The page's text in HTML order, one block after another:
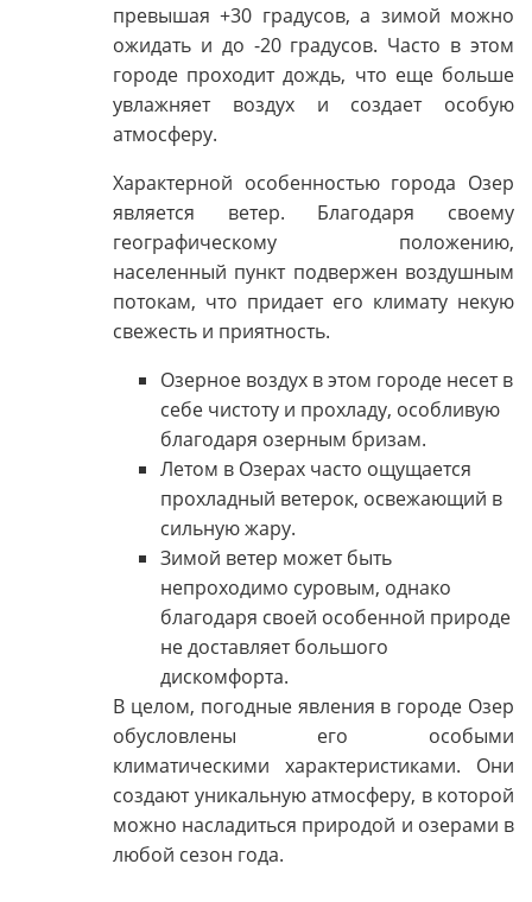
превышая +30 градусов, а зимой можно
ожидать и до -20 градусов. Часто в этом
городе проходит дождь, что еще больше
увлажняет воздух и создает особую
атмосферу.
Характерной особенностью города Озер
является ветер. Благодаря своему
географическому положению,
населенный пункт подвержен воздушным
потокам, что придает его климату некую
свежесть и приятность.
Озерное воздух в этом городе несет в
себе чистоту и прохладу, особливую
благодаря озерным бризам.
Летом в Озерах часто ощущается
прохладный ветерок, освежающий в
сильную жару.
Зимой ветер может быть
непроходимо суровым, однако
благодаря своей особенной природе
не доставляет большого
дискомфорта.
В целом, погодные явления в городе Озер
обусловлены его особыми
климатическими характеристиками. Они
создают уникальную атмосферу, в которой
можно насладиться природой и озерами в
любой сезон года.